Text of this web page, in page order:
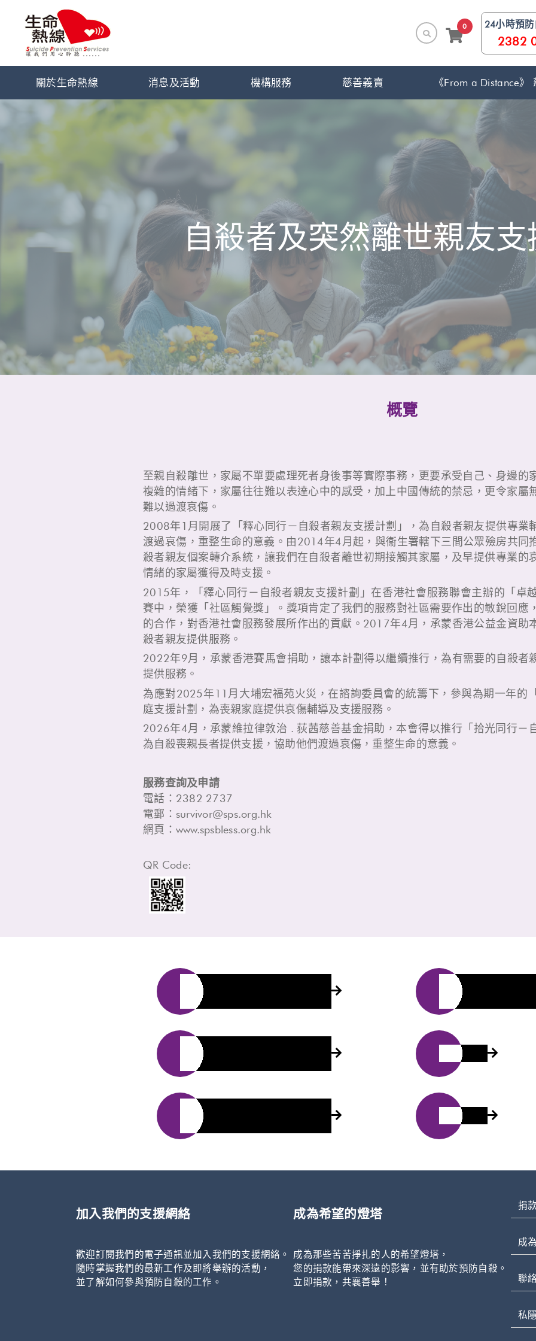
0 24小時預
2382
關於生命熱線 消息及活動 機構服務 慈善義賣 《From a Distance》
自殺者及突然離世親友
概覽
至親自殺離世，家屬不單要處理死者身後事等實際事務，更要承受自己、身邊的
複雜的情緒下，家屬往往難以表達心中的感受，加上中國傳統的禁忌，更令家屬
難以過渡哀傷。
2008年1月開展了「釋心同行－自殺者親友支援計劃」，為自殺者親友提供專業
渡過哀傷，重整生命的意義。由2014年4月起，與衞生署轄下三間公眾殮房共同
殺者親友個案轉介系統，讓我們在自殺者離世初期接觸其家屬，及早提供專業的
情緒的家屬獲得及時支援。
2015年，「釋心同行－自殺者親友支援計劃」在香港社會服務聯會主辦的「卓
賽中，榮獲「社區觸覺獎」。獎項肯定了我們的服務對社區需要作出的敏銳回應
的合作，對香港社會服務發展所作出的貢獻。2017年4月，承蒙香港公益金資助
殺者親友提供服務。
2022年9月，承蒙香港賽馬會捐助，讓本計劃得以繼續推行，為有需要的自殺者
提供服務。
為應對2025年11月大埔宏福苑火災，在諮詢委員會的統籌下，參與為期一年的
庭支援計劃，為喪親家庭提供哀傷輔導及支援服務。
2026年4月，承蒙維拉律敦治 . 荻茜慈善基金捐助，本會得以推行「拾光同行－
為自殺喪親長者提供支援，協助他們渡過哀傷，重整生命的意義。
服務查詢及申請
電話：2382 2737
電郵： survivor@sps.org.hk
網頁： www.spsbless.org.hk
QR Code:
「釋心同行——自殺者親友
支援計劃」
「拾光同行——自殺喪親長
者支援計劃」
「守望．同行」災後喪親家
庭支援計劃
「療心園」免費
用程式
出版書刊
活動資訊
加入我們的支援網絡
歡迎訂閱我們的電子通訊並加入我們的支援網絡。
隨時掌握我們的最新工作及即將舉辦的活動，
並了解如何參與預防自殺的工作。
成為希望的燈塔
成為那些苦苦掙扎的人的希望燈塔，
您的捐款能帶來深遠的影響，並有助於預防自殺。
立即捐款，共襄善舉！
捐
成
聯
私